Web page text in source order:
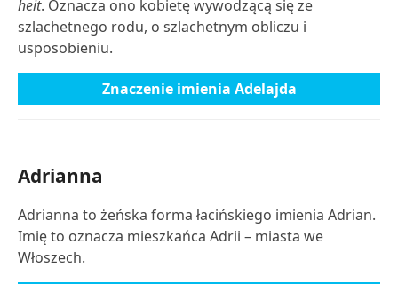
heit. Oznacza ono kobietę wywodzącą się ze
szlachetnego rodu, o szlachetnym obliczu i
usposobieniu.
Znaczenie imienia Adelajda
Adrianna
Adrianna to żeńska forma łacińskiego imienia Adrian.
Imię to oznacza mieszkańca Adrii – miasta we
Włoszech.